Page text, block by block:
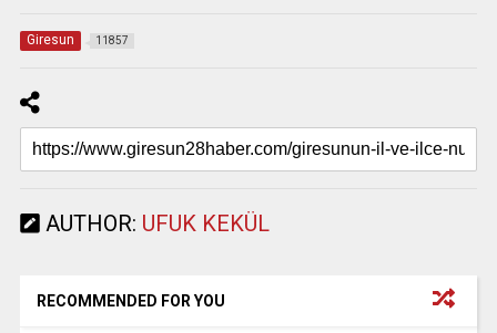
Giresun 11857
AUTHOR: UFUK KEKÜL
RECOMMENDED FOR YOU